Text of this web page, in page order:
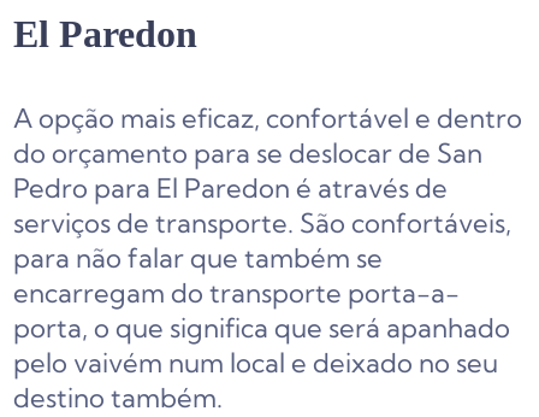
El Paredon
A opção mais eficaz, confortável e dentro
do orçamento para se deslocar de San
Pedro para El Paredon é através de
serviços de transporte. São confortáveis,
para não falar que também se
encarregam do transporte porta-a-
porta, o que significa que será apanhado
pelo vaivém num local e deixado no seu
destino também.